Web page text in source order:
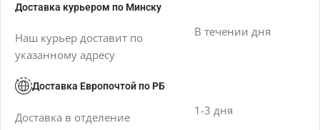
Доставка курьером по Минску
Наш курьер доставит по
указанному адресу
В течении дня
Доставка Европочтой по РБ
Доставка в отделение
1-3 дня